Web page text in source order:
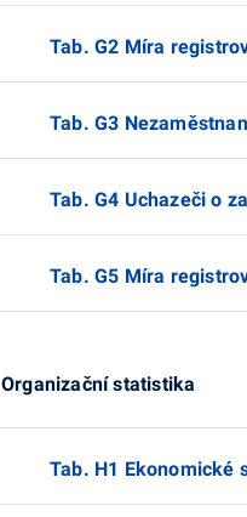
Tab. G2 Míra
Tab. G3
Tab. G4 Uchazeči o
Tab. G5 Míra
Organizační statistika
Tab. H1 Ekonomické